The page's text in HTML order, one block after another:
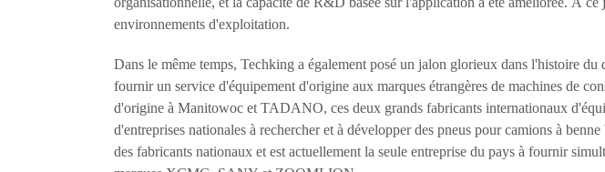
environnements d'exploitation.
Dans le même temps, Techking a également posé un jalon glorieux dans l'histoire
fournir un service d'équipement d'origine aux marques étrangères de machines de
d'origine à Manitowoc et TADANO, ces deux grands fabricants internationaux
d'entreprises nationales à rechercher et à développer des pneus pour camions à
des fabricants nationaux et est actuellement la seule entreprise du pays à fournir